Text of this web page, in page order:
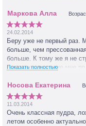
24.02.2014
Беру уже не первый раз.
больше, чем
больше. К тому же я не
деликатное сияние мне по
У меня были оттенки
желтоватый подтон, мне
меня в поросенка.
сравнится. На лето так
себя пудрочкой и пошла.
Показать полностью
11.03.2014
Очень классная пудра,
летом особенно